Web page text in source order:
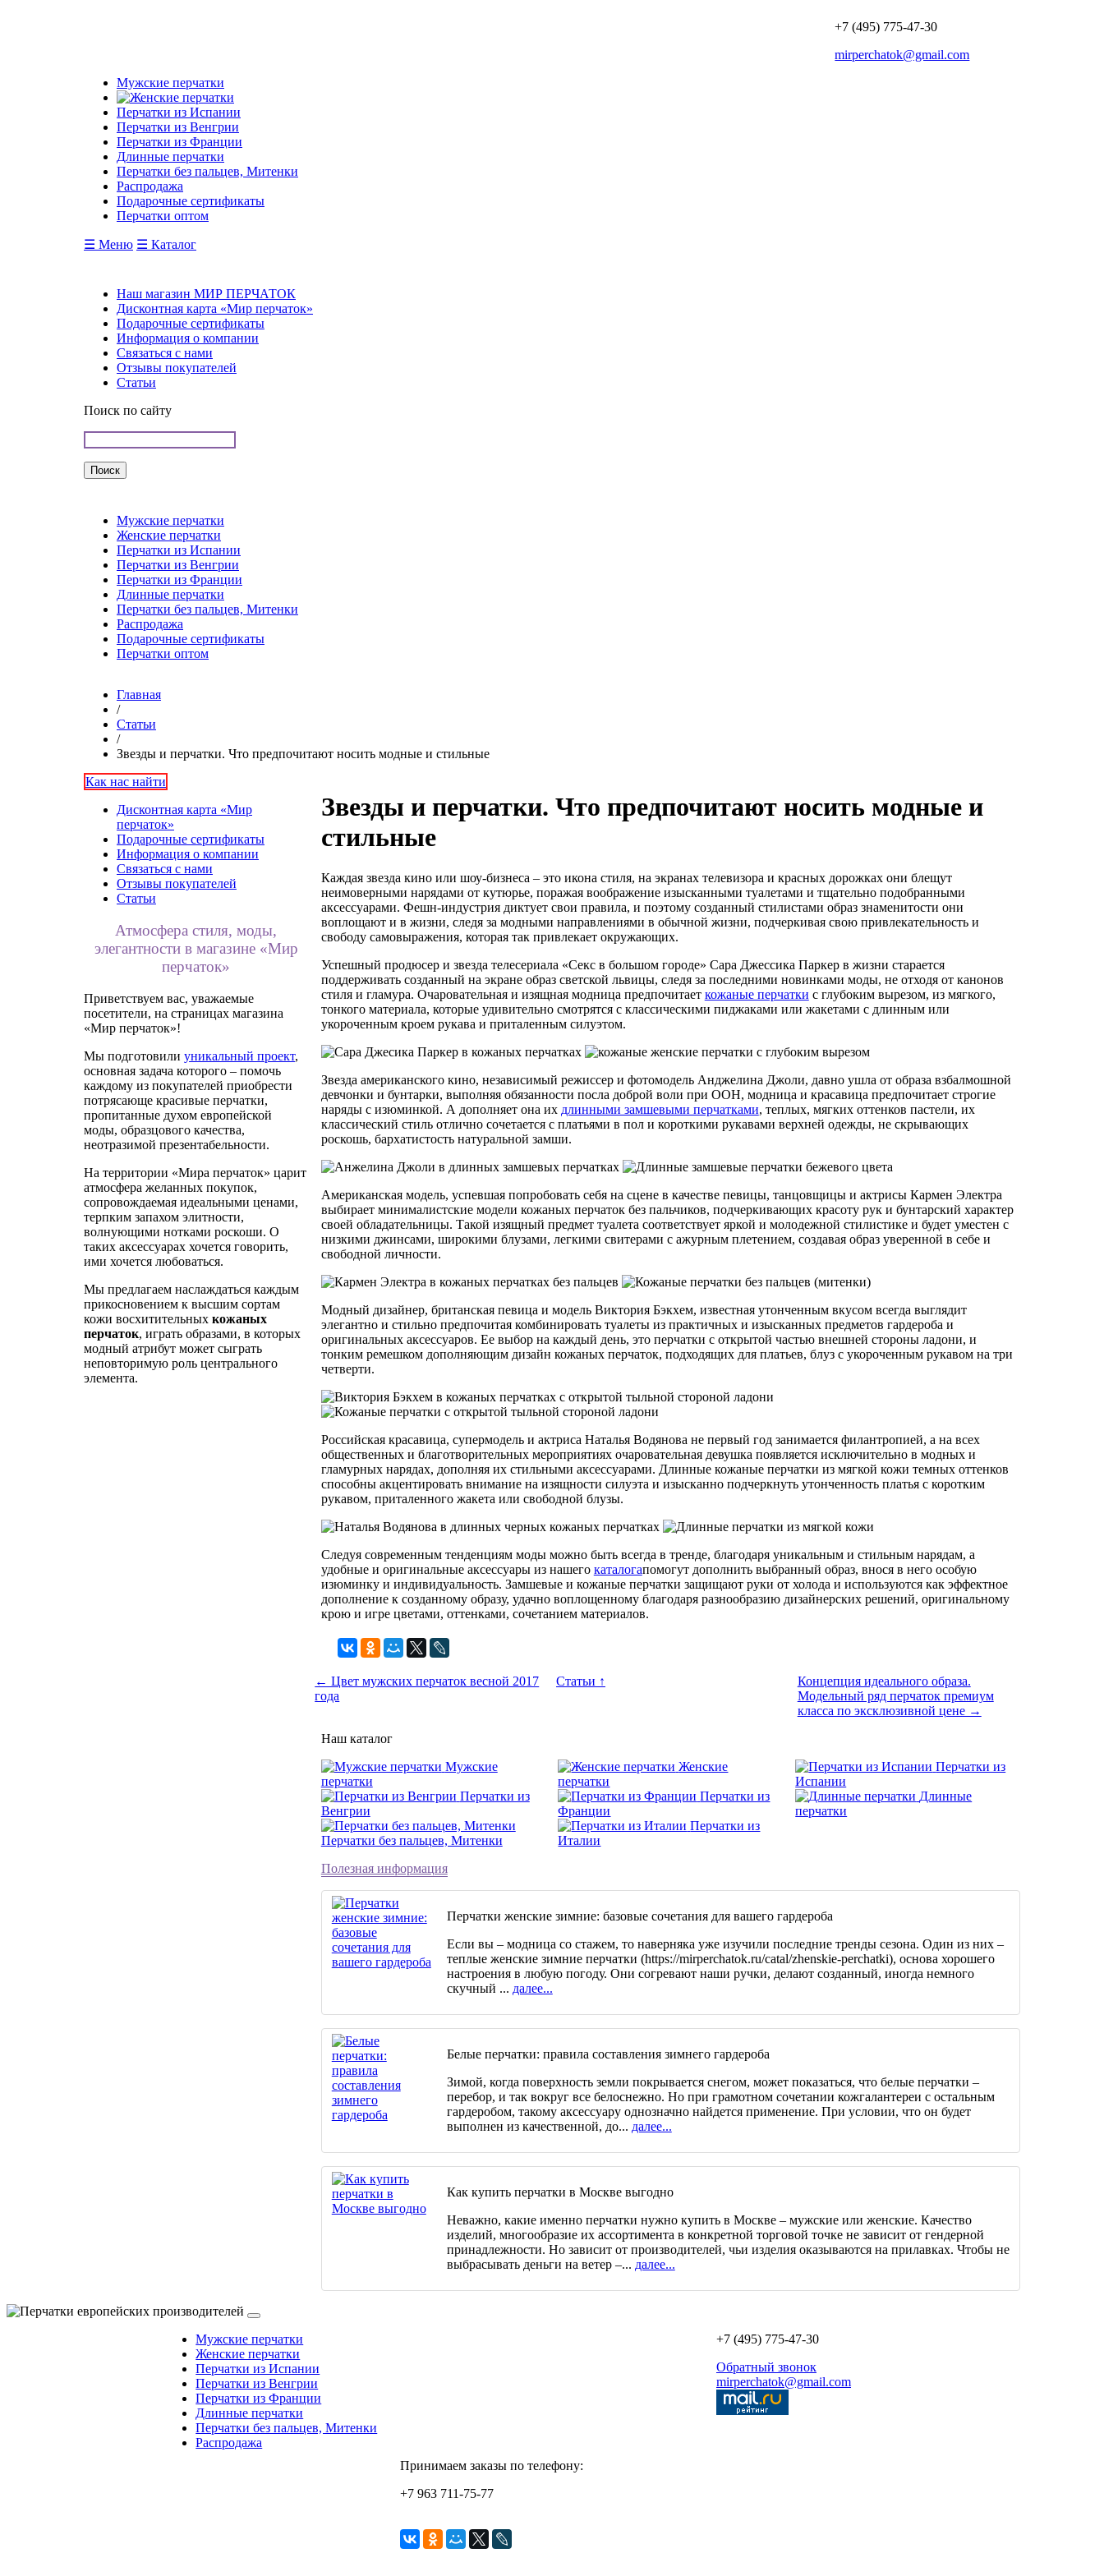
+7 (495) 775-47-30
mirperchatok@gmail.com
Мужские перчатки
Перчатки из Испании
Перчатки из Венгрии
Перчатки из Франции
Длинные перчатки
Перчатки без пальцев, Митенки
Распродажа
Подарочные сертификаты
Перчатки оптом
☰ Меню ☰ Каталог
Наш магазин МИР ПЕРЧАТОК
Дисконтная карта «Мир перчаток»
Подарочные сертификаты
Информация о компании
Связаться с нами
Отзывы покупателей
Статьи
Поиск по сайту
Мужские перчатки
Женские перчатки
Перчатки из Испании
Перчатки из Венгрии
Перчатки из Франции
Длинные перчатки
Перчатки без пальцев, Митенки
Распродажа
Подарочные сертификаты
Перчатки оптом
Главная
/
Статьи
/
Звезды и перчатки. Что предпочитают носить модные и стильные
Как нас найти
Дисконтная карта «Мир
перчаток»
Подарочные сертификаты
Информация о компании
Связаться с нами
Отзывы покупателей
Статьи
Атмосфера стиля, моды,
элегантности в магазине «Мир
перчаток»
Приветствуем вас, уважаемые
посетители, на страницах магазина
«Мир перчаток»!
Мы подготовили уникальный проект,
основная задача которого – помочь
каждому из покупателей приобрести
потрясающе красивые перчатки,
пропитанные духом европейской
моды, образцового качества,
неотразимой презентабельности.
На территории «Мира перчаток» царит
атмосфера желанных покупок,
сопровождаемая идеальными ценами,
терпким запахом элитности,
волнующими нотками роскоши. О
таких аксессуарах хочется говорить,
ими хочется любоваться.
Мы предлагаем наслаждаться каждым
прикосновением к высшим сортам
кожи восхитительных кожаных
перчаток, играть образами, в которых
модный атрибут может сыграть
неповторимую роль центрального
элемента.
Звезды и перчатки. Что предпочитают носить модные и
стильные
Каждая звезда кино или шоу-бизнеса – это икона стиля, на экранах телевизора и красных дорожках они блещут
неимоверными нарядами от кутюрье, поражая воображение изысканными туалетами и тщательно подобранными
аксессуарами. Фешн-индустрия диктует свои правила, и поэтому созданный стилистами образ знаменитости они
воплощают и в жизни, следя за модными направлениями в обычной жизни, подчеркивая свою привлекательность и
свободу самовыражения, которая так привлекает окружающих.
Успешный продюсер и звезда телесериала «Секс в большом городе» Сара Джессика Паркер в жизни старается
поддерживать созданный на экране образ светской львицы, следя за последними новинками моды, не отходя от канонов
стиля и гламура. Очаровательная и изящная модница предпочитает кожаные перчатки с глубоким вырезом, из мягкого,
тонкого материала, которые удивительно смотрятся с классическими пиджаками или жакетами с длинным или
укороченным кроем рукава и приталенным силуэтом.
Звезда американского кино, независимый режиссер и фотомодель Анджелина Джоли, давно ушла от образа взбалмошной
девчонки и бунтарки, выполняя обязанности посла доброй воли при ООН, модница и красавица предпочитает строгие
наряды с изюминкой. А дополняет она их длинными замшевыми перчатками, теплых, мягких оттенков пастели, их
классический стиль отлично сочетается с платьями в пол и короткими рукавами верхней одежды, не скрывающих
роскошь, бархатистость натуральной замши.
Американская модель, успевшая попробовать себя на сцене в качестве певицы, танцовщицы и актрисы Кармен Электра
выбирает минималистские модели кожаных перчаток без пальчиков, подчеркивающих красоту рук и бунтарский характер
своей обладательницы. Такой изящный предмет туалета соответствует яркой и молодежной стилистике и будет уместен с
низкими джинсами, широкими блузами, легкими свитерами с ажурным плетением, создавая образ уверенной в себе и
свободной личности.
Модный дизайнер, британская певица и модель Виктория Бэкхем, известная утонченным вкусом всегда выглядит
элегантно и стильно предпочитая комбинировать туалеты из практичных и изысканных предметов гардероба и
оригинальных аксессуаров. Ее выбор на каждый день, это перчатки с открытой частью внешней стороны ладони, и
тонким ремешком дополняющим дизайн кожаных перчаток, подходящих для платьев, блуз с укороченным рукавом на три
четверти.
Российская красавица, супермодель и актриса Наталья Водянова не первый год занимается филантропией, а на всех
общественных и благотворительных мероприятиях очаровательная девушка появляется исключительно в модных и
гламурных нарядах, дополняя их стильными аксессуарами. Длинные кожаные перчатки из мягкой кожи темных оттенков
способны акцентировать внимание на изящности силуэта и изысканно подчеркнуть утонченность платья с коротким
рукавом, приталенного жакета или свободной блузы.
Следуя современным тенденциям моды можно быть всегда в тренде, благодаря уникальным и стильным нарядам, а
удобные и оригинальные аксессуары из нашего каталогапомогут дополнить выбранный образ, внося в него особую
изюминку и индивидуальность. Замшевые и кожаные перчатки защищают руки от холода и используются как эффектное
дополнение к созданному образу, удачно воплощенному благодаря разнообразию дизайнерских решений, оригинальному
крою и игре цветами, оттенками, сочетанием материалов.
← Цвет мужских перчаток весной 2017
года
Статьи ↑
Концепция идеального образа.
Модельный ряд перчаток премиум
класса по эксклюзивной цене →
Наш каталог
Мужские
перчатки
Женские
перчатки
Перчатки из
Испании
Перчатки из
Венгрии
Перчатки из
Франции
Длинные
перчатки
Перчатки без пальцев, Митенки
Перчатки из
Италии
Полезная информация
Перчатки женские зимние: базовые сочетания для вашего гардероба
Если вы – модница со стажем, то наверняка уже изучили последние тренды сезона. Один из них –
теплые женские зимние перчатки (https://mirperchatok.ru/catal/zhenskie-perchatki), основа хорошего
настроения в любую погоду. Они согревают наши ручки, делают созданный, иногда немного
скучный ... далее...
Белые перчатки: правила составления зимнего гардероба
Зимой, когда поверхность земли покрывается снегом, может показаться, что белые перчатки –
перебор, и так вокруг все белоснежно. Но при грамотном сочетании кожгалантереи с остальным
гардеробом, такому аксессуару однозначно найдется применение. При условии, что он будет
выполнен из качественной, до... далее...
Как купить перчатки в Москве выгодно
Неважно, какие именно перчатки нужно купить в Москве – мужские или женские. Качество
изделий, многообразие их ассортимента в конкретной торговой точке не зависит от гендерной
принадлежности. Но зависит от производителей, чьи изделия оказываются на прилавках. Чтобы не
выбрасывать деньги на ветер –... далее...
Мужские перчатки
Женские перчатки
Перчатки из Испании
Перчатки из Венгрии
Перчатки из Франции
Длинные перчатки
Перчатки без пальцев, Митенки
Распродажа
Принимаем заказы по телефону:
+7 963 711-75-77
+7 (495) 775-47-30
Обратный звонок
mirperchatok@gmail.com